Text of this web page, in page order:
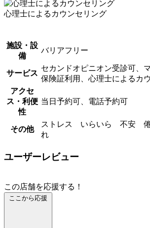
心理士によるカウンセリング
施設・設
備
バリアフリー
サービス
セカンドオピニオン受診可、
保険証利用、心理士によるカ
アクセ
ス・利便
性
当日予約可、電話予約可
その他
ストレス いらいら 不安
れ
ユーザーレビュー
この店舗を応援する！
ここから応援